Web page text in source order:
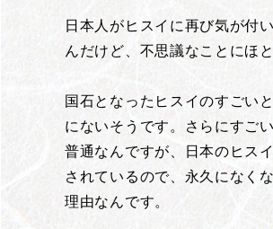
日本人がヒスイに再び気が付
んだけど、不思議なことにほ
国石となったヒスイのすごい
にないそうです。さらにすご
普通なんですが、日本のヒス
されているので、永久になく
理由なんです。